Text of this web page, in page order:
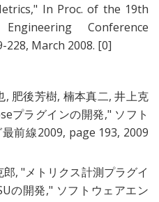
," In Proc. of the 19th
Conference
228, March 2008. [0]
, 肥後芳樹, 楠本真二,井上克
プラグインの開発," ソフト
前線2009, page 193, 2009
郎, "メトリクス計測プラグイ
の開発," ソフトウェアエン